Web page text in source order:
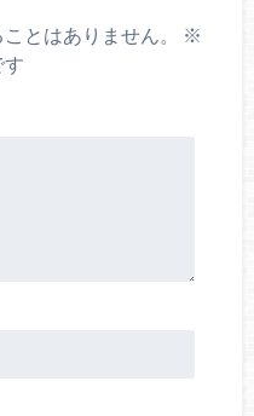
とはありません。
※